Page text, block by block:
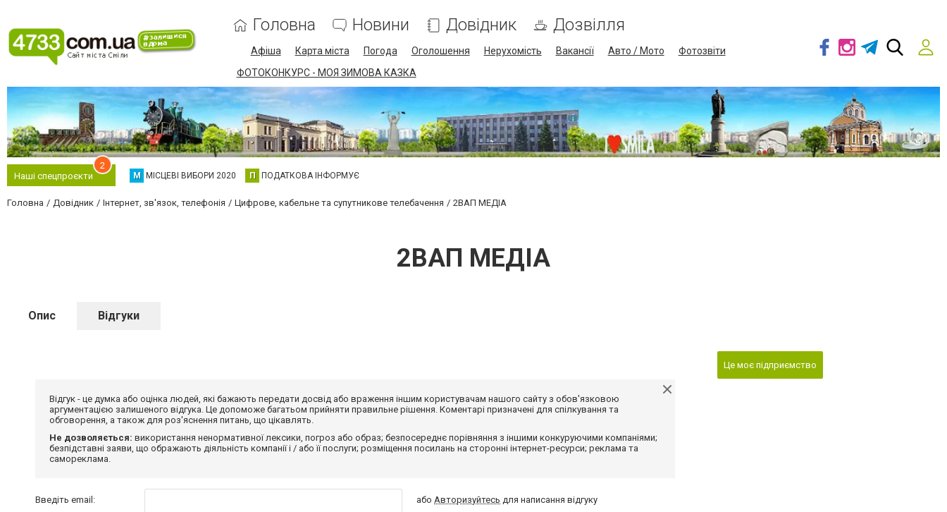
Головна Новини Довідник Дозвілля
Афіша Карта міста Погода Оголошення Нерухомість Вакансії Авто / Мото
Фотозвіти
ФОТОКОНКУРС - МОЯ ЗИМОВА КАЗКА
Наші спецпроєкти
2
М МІСЦЕВІ ВИБОРИ 2020 П ПОДАТКОВА ІНФОРМУЄ
Головна Довідник Інтернет, зв'язок, телефонія Цифрове, кабельне та супутникове телебачення 2ВАП МЕДІА
2ВАП МЕДІА
Опис Відгуки
Відгук - це думка або оцінка людей, які бажають передати досвід або враження іншим користувачам нашого сайту з обов'язковою
аргументацією залишеного відгука. Це допоможе багатьом прийняти правильне рішення. Коментарі призначені для спілкування та
обговорення, а також для роз'яснення питань, що цікавлять.
Не дозволяється: використання ненормативної лексики, погроз або образ; безпосереднє порівняння з іншими конкуруючими компаніями;
безпідставні заяви, що ображають діяльність компанії і / або її послуги; розміщення посилань на сторонні інтернет-ресурси; реклама та
самореклама.
Введіть email: абоАвторизуйтесь для написання відгуку
Це моє підприємство